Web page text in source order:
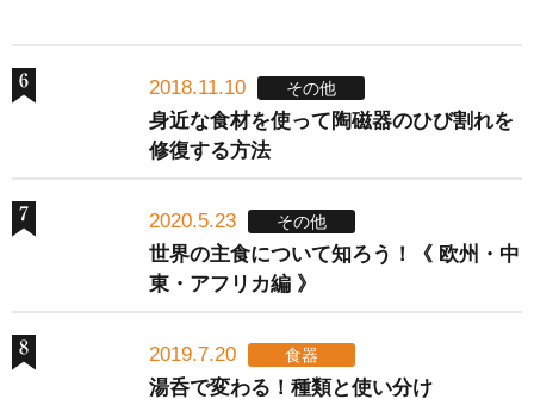
2018.11.10 その他
身近な食材を使って陶磁器のひび割れを
修復する方法
2020.5.23 その他
世界の主食について知ろう！《 欧州・中
東・アフリカ編 》
2019.7.20 食器
湯呑で変わる！種類と使い分け